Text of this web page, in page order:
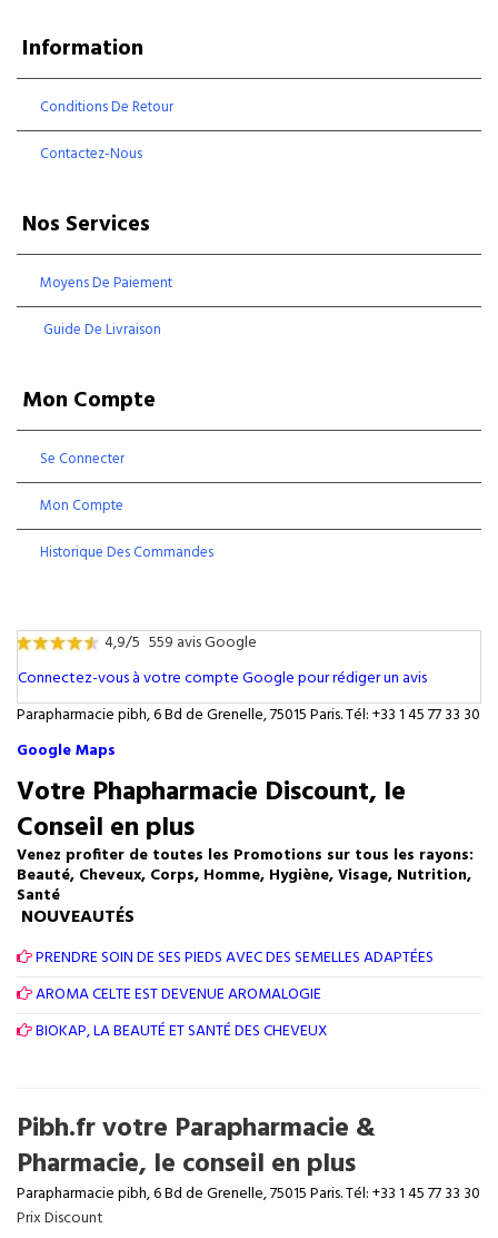
Information
Conditions De Retour
Contactez-Nous
Nos Services
Moyens De Paiement
Guide De Livraison
Mon Compte
Se Connecter
Mon Compte
Historique Des Commandes
4,9/5 559 avis Google
Connectez-vous à votre compte Google pour rédiger un avis
Parapharmacie pibh, 6 Bd de Grenelle, 75015 Paris. Tél: +33 1 45 77 33 30
Google Maps
Votre Phapharmacie Discount, le
Conseil en plus
Venez profiter de toutes les Promotions sur tous les rayons:
Beauté, Cheveux, Corps, Homme, Hygiène, Visage, Nutrition,
Santé
NOUVEAUTÉS
PRENDRE SOIN DE SES PIEDS AVEC DES SEMELLES ADAPTÉES
AROMA CELTE EST DEVENUE AROMALOGIE
BIOKAP, LA BEAUTÉ ET SANTÉ DES CHEVEUX
Pibh.fr votre Parapharmacie &
Pharmacie, le conseil en plus
Parapharmacie pibh, 6 Bd de Grenelle, 75015 Paris. Tél: +33 1 45 77 33 30
Prix Discount